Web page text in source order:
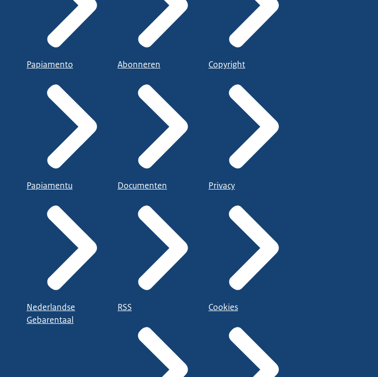
Papiamento
Papiamentu
Nederlandse
Gebarentaal
Abonneren
Documenten
RSS
Copyright
Privacy
Cookies